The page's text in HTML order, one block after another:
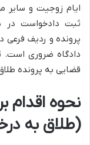
ایام زوجیت و سایر
ثبت دادخواست در
پرونده و ردیف فرعی
دادگاه ضروری
قضایی به پرونده
نحوه اقدام
(طلاق به